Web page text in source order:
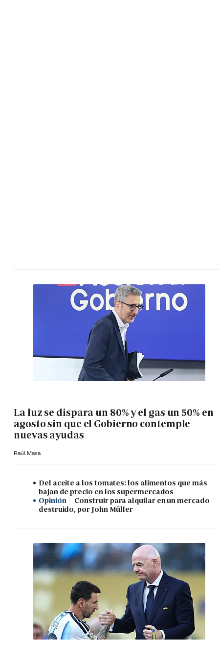
La luz se dispara un 80% y el gas un 50% en
agosto sin que el Gobierno contemple
nuevas ayudas
Raúl Masa
Del aceite a los tomates: los alimentos que más
bajan de precio en los supermercados
Opinión
Construir para alquilar en un mercado
destruido, por John Müller